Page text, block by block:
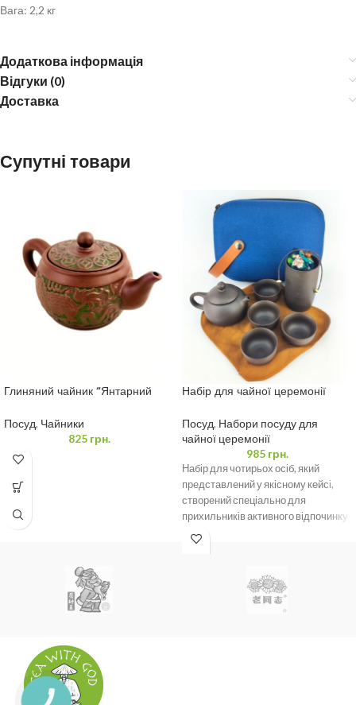
Вага: 2,2 кг
Додаткова інформація
Відгуки (0)
Доставка
Супутні товари
Глиняний чайник “Янтарний
Посуд, Чайники
825грн.
Набір для чайної церемонії
мл і 4 піали 35 мл
Посуд, Набори посуду для
чайної церемонії
985грн.
Набір для чотирьох осіб, який
представлений у якісному кейсі,
створений спеціально для
прихильників активного відпочинку
та справжніх цінителів естетики.
Цей